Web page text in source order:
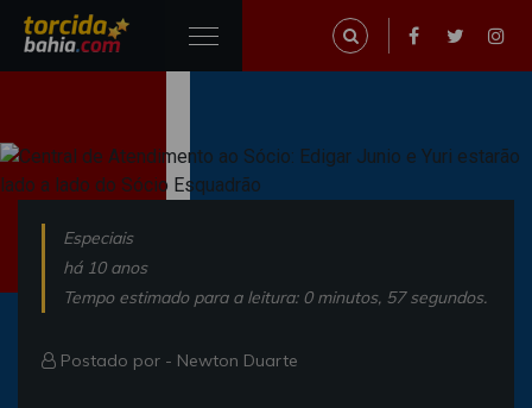
Especiais
há 10 anos
Tempo estimado para a leitura: 0 minutos, 57 segundos.
Postado por - Newton Duarte